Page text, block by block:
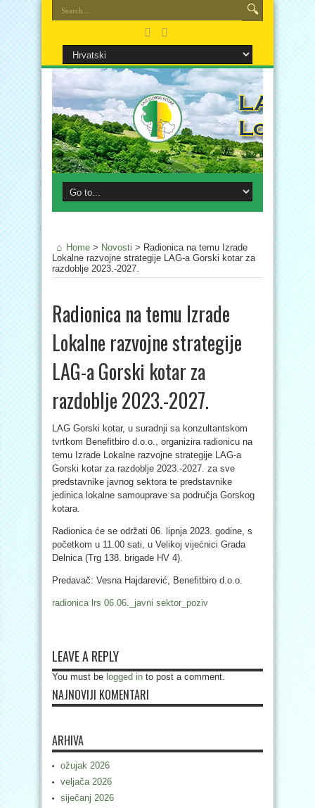
Home > Novosti > Radionica na temu Izrade
Lokalne razvojne strategije LAG-a Gorski kotar za
razdoblje 2023.-2027.
Radionica na temu Izrade
Lokalne razvojne strategije
LAG-a Gorski kotar za
razdoblje 2023.-2027.
LAG Gorski kotar, u suradnji sa konzultantskom
tvrtkom Benefitbiro d.o.o., organizira radionicu na
temu Izrade Lokalne razvojne strategije LAG-a
Gorski kotar za razdoblje 2023.-2027. za sve
predstavnike javnog sektora te predstavnike
jedinica lokalne samouprave sa područja Gorskog
kotara.
Radionica će se održati 06. lipnja 2023. godine, s
početkom u 11.00 sati, u Velikoj vijećnici Grada
Delnica (Trg 138. brigade HV 4).
Predavač: Vesna Hajdarević, Benefitbiro d.o.o.
radionica lrs 06.06._javni sektor_poziv
LEAVE A REPLY
You must be logged in to post a comment.
NAJNOVIJI KOMENTARI
ARHIVA
ožujak 2026
veljača 2026
siječanj 2026